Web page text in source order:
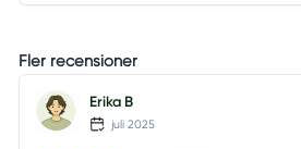
Fler recensioner
Erika B
juli 2025